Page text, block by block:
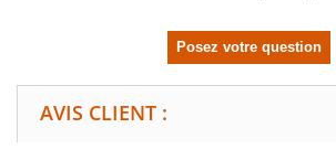
Posez votre question
AVIS CLIENT :